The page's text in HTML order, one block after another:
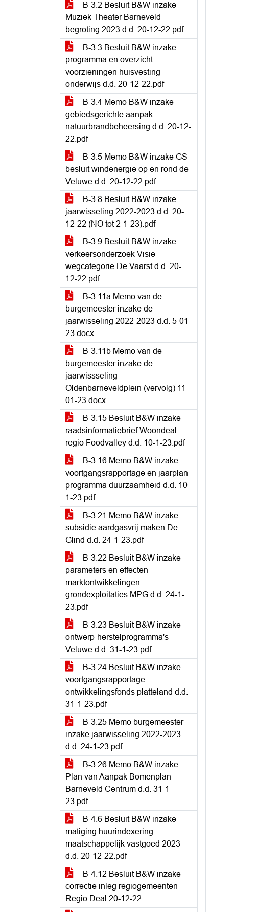
B-3.2 Besluit B&W inzake
Muziek Theater Barneveld
begroting 2023 d.d. 20-12-22.pdf
B-3.3 Besluit B&W inzake
programma en overzicht
voorzieningen huisvesting
onderwijs d.d. 20-12-22.pdf
B-3.4 Memo B&W inzake
gebiedsgerichte aanpak
natuurbrandbeheersing d.d. 20-12-
22.pdf
B-3.5 Memo B&W inzake GS-
besluit windenergie op en rond de
Veluwe d.d. 20-12-22.pdf
B-3.8 Besluit B&W inzake
jaarwisseling 2022-2023 d.d. 20-
12-22 (NO tot 2-1-23).pdf
B-3.9 Besluit B&W inzake
verkeersonderzoek Visie
wegcategorie De Vaarst d.d. 20-
12-22.pdf
B-3.11a Memo van de
burgemeester inzake de
jaarwisseling 2022-2023 d.d. 5-01-
23.docx
B-3.11b Memo van de
burgemeester inzake de
jaarwissseling
Oldenbarneveldplein (vervolg) 11-
01-23.docx
B-3.15 Besluit B&W inzake
raadsinformatiebrief Woondeal
regio Foodvalley d.d. 10-1-23.pdf
B-3.16 Memo B&W inzake
voortgangsrapportage en jaarplan
programma duurzaamheid d.d. 10-
1-23.pdf
B-3.21 Memo B&W inzake
subsidie aardgasvrij maken De
Glind d.d. 24-1-23.pdf
B-3.22 Besluit B&W inzake
parameters en effecten
marktontwikkelingen
grondexploitaties MPG d.d. 24-1-
23.pdf
B-3.23 Besluit B&W inzake
ontwerp-herstelprogramma's
Veluwe d.d. 31-1-23.pdf
B-3.24 Besluit B&W inzake
voortgangsrapportage
ontwikkelingsfonds platteland d.d.
31-1-23.pdf
B-3.25 Memo burgemeester
inzake jaarwisseling 2022-2023
d.d. 24-1-23.pdf
B-3.26 Memo B&W inzake
Plan van Aanpak Bomenplan
Barneveld Centrum d.d. 31-1-
23.pdf
B-4.6 Besluit B&W inzake
matiging huurindexering
maatschappelijk vastgoed 2023
d.d. 20-12-22.pdf
B-4.12 Besluit B&W inzake
correctie inleg regiogemeenten
Regio Deal 20-12-22